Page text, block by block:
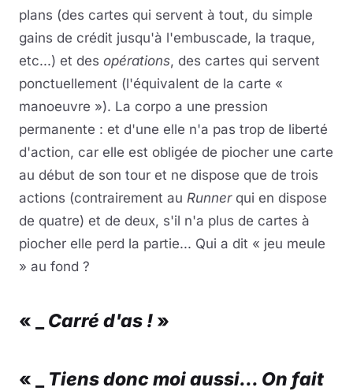
plans (des cartes qui servent à tout, du simple
gains de crédit jusqu'à l'embuscade, la traque,
etc...) et des opérations, des cartes qui servent
ponctuellement (l'équivalent de la carte «
manoeuvre »). La corpo a une pression
permanente : et d'une elle n'a pas trop de liberté
d'action, car elle est obligée de piocher une carte
au début de son tour et ne dispose que de trois
actions (contrairement au Runnerqui en dispose
de quatre) et de deux, s'il n'a plus de cartes à
piocher elle perd la partie... Qui a dit « jeu meule
» au fond ?
« _ Carré d'as ! »
« _ Tiens donc moi aussi... On fait